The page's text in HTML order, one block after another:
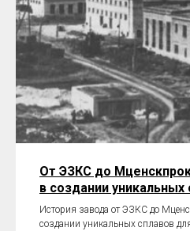
От ЭЗКС до
в создании
История завода от ЭЗКС до
создании уникальных сплавов